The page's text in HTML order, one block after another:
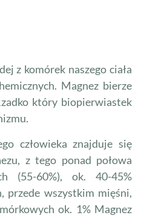
z komórek naszego ciała
Magnez bierze
który biopierwiastek
człowieka znajduje się
z tego ponad połowa
(55-60%), ok. 40-45%
przede wszystkim mięśni,
ok. 1% Magnez